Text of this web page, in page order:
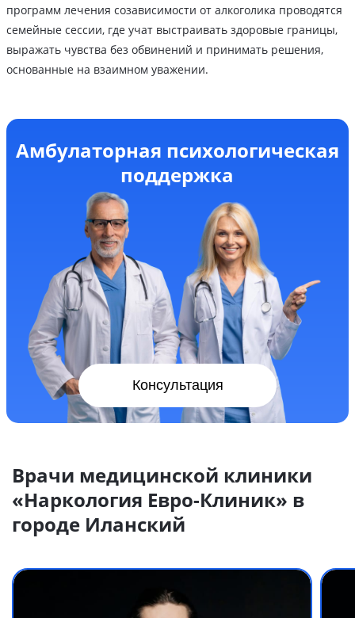
программ лечения созависимости от алкоголика проводятся
семейные сессии, где учат выстраивать здоровые границы,
выражать чувства без обвинений и принимать решения,
основанные на взаимном уважении.
Амбулаторная психологическая
поддержка
Консультация
Врачи медицинской клиники
«Наркология Евро-Клиник» в
городе Иланский